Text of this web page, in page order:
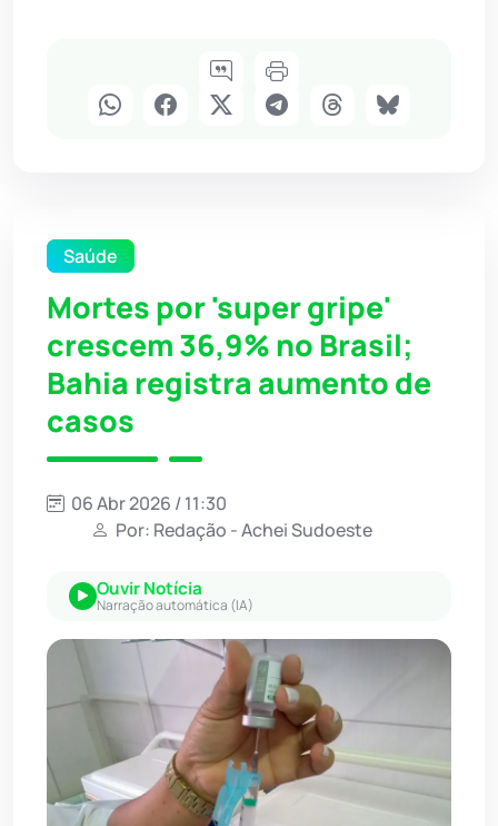
Saúde
Mortes por 'super gripe'
crescem 36,9% no Brasil;
Bahia registra aumento de
casos
06 Abr 2026 / 11:30
Por: Redação - Achei Sudoeste
Ouvir Notícia
Narração automática (IA)